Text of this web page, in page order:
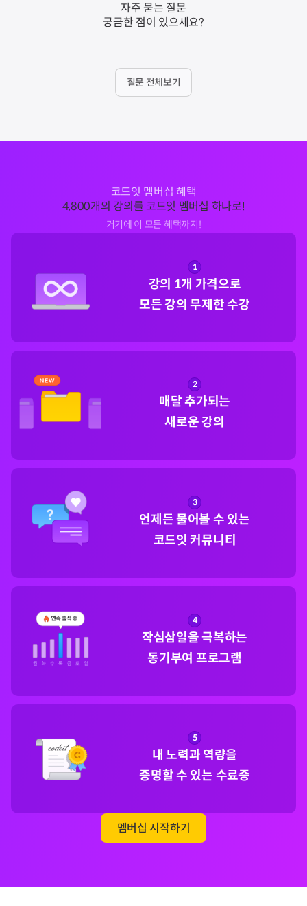
자주 묻는 질문
궁금한 점이 있으세요?
질문 전체보기
코드잇 멤버십 혜택
4,800개의 강의를 코드잇 멤버십 하나로!
거기에 이 모든 혜택까지!
1
강의 1개 가격으로
모든 강의 무제한 수강
2
매달 추가되는
새로운 강의
3
언제든 물어볼 수 있는
코드잇 커뮤니티
4
작심삼일을 극복하는
동기부여 프로그램
5
내 노력과 역량을
증명할 수 있는 수료증
멤버십 시작하기